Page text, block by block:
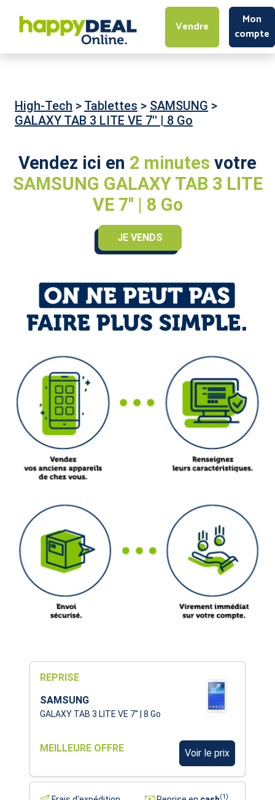
Vendre
Mon
compte
High-Tech > Tablettes > SAMSUNG >
GALAXY TAB 3 LITE VE 7'' | 8 Go
Vendez ici en 2 minutes votre
SAMSUNG GALAXY TAB 3 LITE
VE 7'' | 8 Go
JE VENDS
REPRISE
SAMSUNG
GALAXY TAB 3 LITE VE 7'' | 8 Go
MEILLEURE OFFRE Voir le prix
(1)